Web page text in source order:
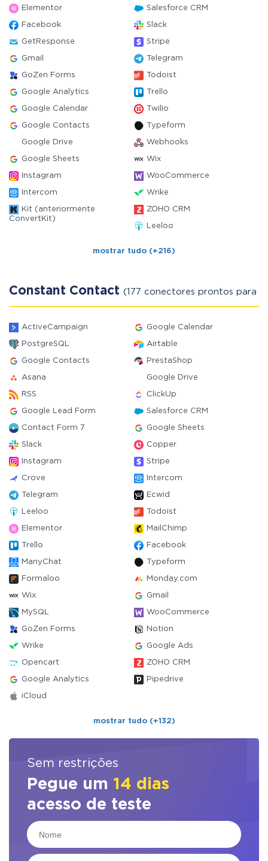
Elementor Salesforce CRM
Facebook Slack
GetResponse Stripe
Gmail Telegram
GoZen Forms Todoist
Google Analytics Trello
Google Calendar Twilio
Google Contacts Typeform
Google Drive Webhooks
Google Sheets Wix
Instagram WooCommerce
Intercom Wrike
Kit (anteriormente
ConvertKit)
ZOHO CRM
Leeloo
mostrar tudo (+216)
Constant Contact (177 conectores prontos para
ActiveCampaign Google Calendar
PostgreSQL Airtable
Google Contacts PrestaShop
Asana Google Drive
RSS ClickUp
Google Lead Form Salesforce CRM
Contact Form 7 Google Sheets
Slack Copper
Instagram Stripe
Crove Intercom
Telegram Ecwid
Leeloo Todoist
Elementor MailChimp
Trello Facebook
ManyChat Typeform
Formaloo Monday.com
Wix Gmail
MySQL WooCommerce
GoZen Forms Notion
Wrike Google Ads
Opencart ZOHO CRM
Google Analytics Pipedrive
iCloud
mostrar tudo (+132)
Sem restrições
Pegue um 14 dias
acesso de teste